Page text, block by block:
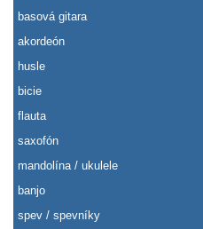
basová gitara
akordeón
husle
bicie
flauta
saxofón
mandolína / ukulele
banjo
spev / spevníky